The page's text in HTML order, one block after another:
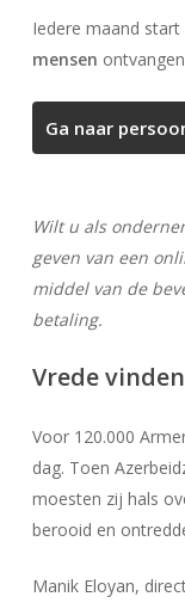
Iedere maand
mensen
Wilt u als
geven van een
middel van de
betaling.
Vrede
Voor 120.000
dag. Toen
moesten zij hals
berooid en
Manik Eloyan,